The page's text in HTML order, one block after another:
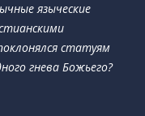
языческие
статуям
гнева Божьего?